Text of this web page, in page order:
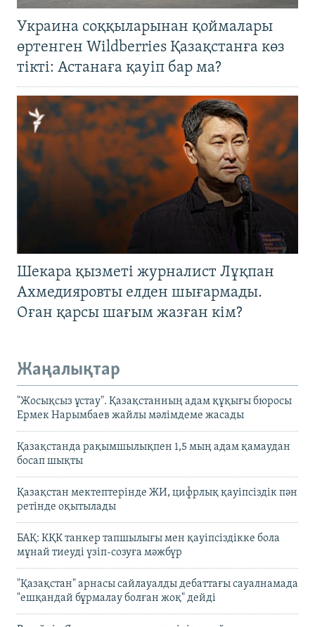
Украина соққыларынан қоймалары
өртенген Wildberries Қазақстанға көз
тікті: Астанаға қауіп бар ма?
Шекара қызметі журналист Лұқпан
Ахмедияровты елден шығармады.
Оған қарсы шағым жазған кім?
Жаңалықтар
"Жосықсыз ұстау". Қазақстанның адам құқығы бюросы
Ермек Нарымбаев жайлы мәлімдеме жасады
Қазақстанда рақымшылықпен 1,5 мың адам қамаудан
босап шықты
Қазақстан мектептерінде ЖИ, цифрлық қауіпсіздік пән
ретінде оқытылады
БАҚ: КҚК танкер тапшылығы мен қауіпсіздікке бола
мұнай тиеуді үзіп-созуға мәжбүр
"Қазақстан" арнасы сайлауалды дебаттағы сауалнамада
"ешқандай бұрмалау болған жоқ" дейді